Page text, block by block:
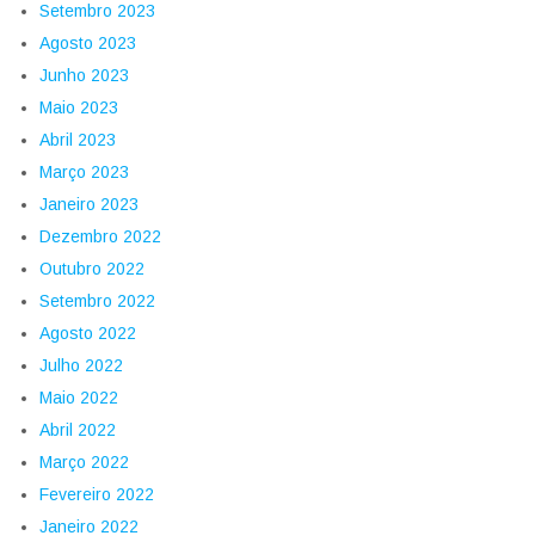
Setembro 2023
Agosto 2023
Junho 2023
Maio 2023
Abril 2023
Março 2023
Janeiro 2023
Dezembro 2022
Outubro 2022
Setembro 2022
Agosto 2022
Julho 2022
Maio 2022
Abril 2022
Março 2022
Fevereiro 2022
Janeiro 2022